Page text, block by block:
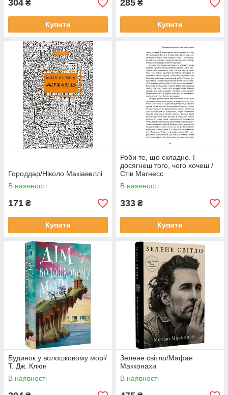
304 ₴
Купити
285 ₴
Купити
Городдар/Ніколо Макіавеллі
В наявності
171 ₴
Купити
Роби те, що складно. І
досягнеш того, чого хочеш /
Стів Магнесс
В наявності
333 ₴
Купити
Будинок у волошковому морі/
Т. Дж. Клюн
В наявності
Зелене світло/Мафан
Макконахи
В наявності